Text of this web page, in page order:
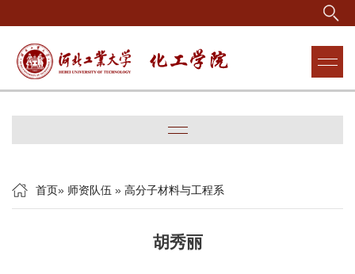
首页» 师资队伍 » 高分子材料与工程系
胡秀丽